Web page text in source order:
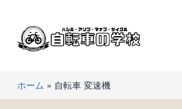
へ
自
転
ホーム » 自転車 変速機